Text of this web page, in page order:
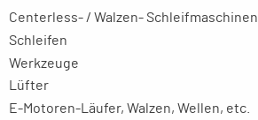
Centerless- / Walzen- Schleifmaschinen
Schleifen
Werkzeuge
Lüfter
E-Motoren-Läufer, Walzen, Wellen, etc.